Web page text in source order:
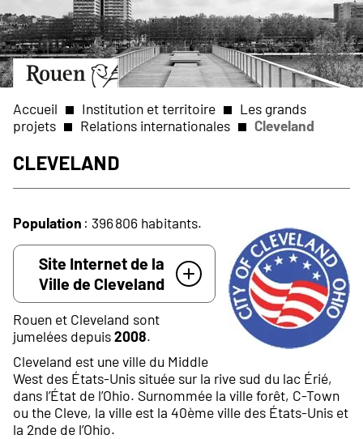
Aller
au
contenu
principal
Aller
à
la
page
d’accueil
Slide
1
of
1
Fil
d'Ariane
Accueil Institution et territoire
Les grands
projets
Relations internationales Cleveland
Cleveland
Population : 396 806 habitants.
Site Internet de la
Ville de Cleveland
Rouen et Cleveland sont
jumelées depuis2008.
Cleveland est une ville du Middle
West des États-Unis située sur la rive sud du lac Érié,
dans l’État de l’Ohio. Surnommée la ville forêt, C-Town
ou the Cleve, la ville est la 40ème ville des États-Unis et
la 2nde de l’Ohio.